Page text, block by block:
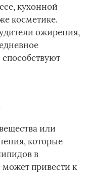
кухонной
косметике.
ожирения,
или
которые
в
может привести к